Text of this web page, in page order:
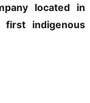
located in
first indigenous